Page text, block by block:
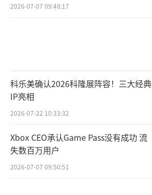
2026-07-07 09:48:17
科乐美确认2026科隆展阵容！三大经典
IP亮相
2026-07-22 10:33:32
Xbox CEO承认Game Pass没有成功 流
失数百万用户
2026-07-07 09:50:51